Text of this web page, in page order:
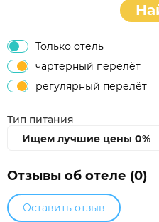
Только отель
чартерный перелёт
регулярный перелёт
Тип питания
Ищем лучшие цены 0%
Отзывы об отеле (0)
Оставить отзыв